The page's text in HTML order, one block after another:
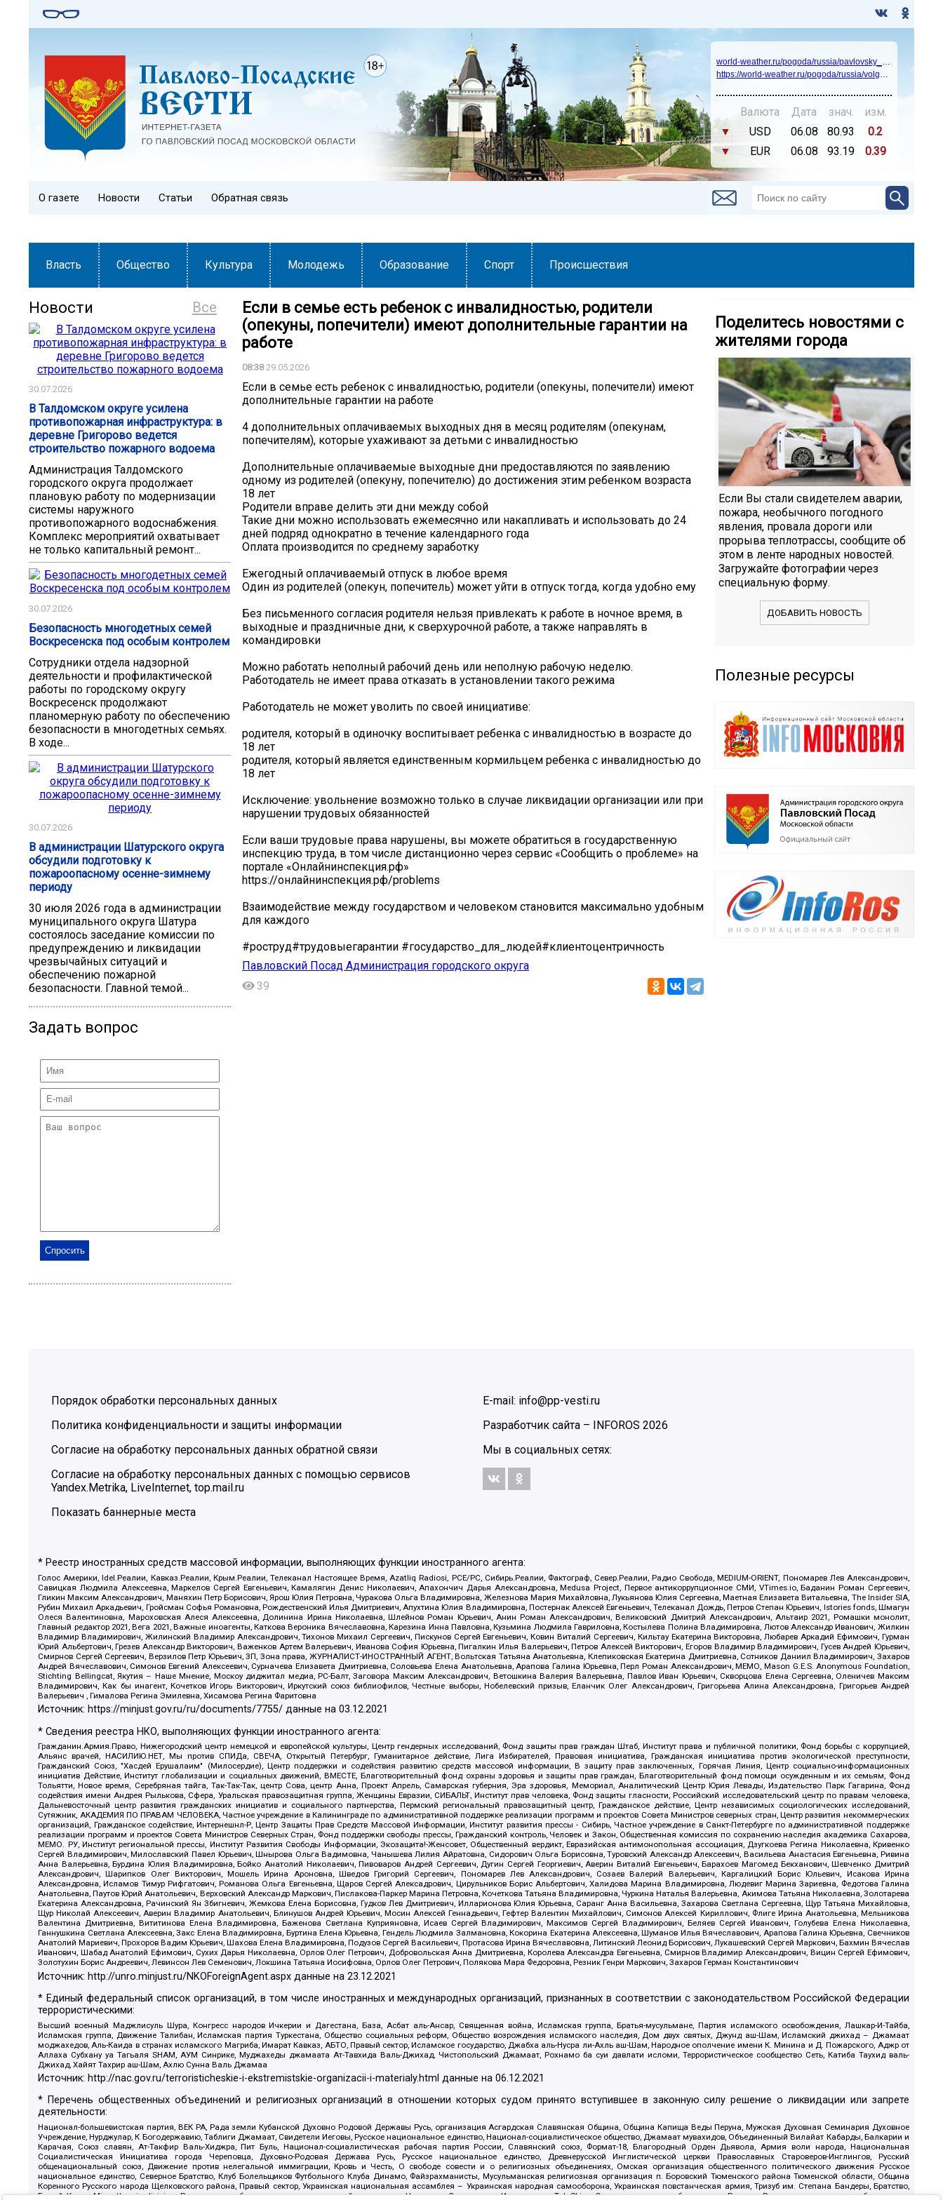
world-weather.ru/pogoda/russia/pavlovsky_posad/14days/
https://world-weather.ru/pogoda/russia/volgograd/
Валюта Дата знач.
изм.
▼
USD 06.08 80.93
0.2
▼
EUR 06.08 93.19 0.39
О газете Новости Статьи Обратная связь
Власть Общество Культура Молодежь Образование Спорт Происшествия
Все
Новости
30.07.2026
В Талдомском округе усилена
противопожарная инфраструктура: в
деревне Григорово ведется
строительство пожарного водоема
Администрация Талдомского
городского округа продолжает
плановую работу по модернизации
системы наружного
противопожарного водоснабжения.
Комплекс мероприятий охватывает
не только капитальный ремонт...
30.07.2026
Безопасность многодетных семей
Воскресенска под особым контролем
Сотрудники отдела надзорной
деятельности и профилактической
работы по городскому округу
Воскресенск продолжают
планомерную работу по обеспечению
безопасности в многодетных семьях.
В ходе...
30.07.2026
В администрации Шатурского округа
обсудили подготовку к
пожароопасному осенне-зимнему
периоду
30 июля 2026 года в администрации
муниципального округа Шатура
состоялось заседание комиссии по
предупреждению и ликвидации
чрезвычайных ситуаций и
обеспечению пожарной
безопасности. Главной темой...
Задать вопрос
Если в семье есть ребенок с инвалидностью, родители
(опекуны, попечители) имеют дополнительные гарантии на
работе
08:3829.05.2026
Если в семье есть ребенок с инвалидностью, родители (опекуны, попечители) имеют
дополнительные гарантии на работе
4 дополнительных оплачиваемых выходных дня в месяц родителям (опекунам,
попечителям), которые ухаживают за детьми с инвалидностью
Дополнительные оплачиваемые выходные дни предоставляются по заявлению
одному из родителей (опекуну, попечителю) до достижения этим ребенком возраста
18 лет
Родители вправе делить эти дни между собой
Такие дни можно использовать ежемесячно или накапливать и использовать до 24
дней подряд однократно в течение календарного года
Оплата производится по среднему заработку
Ежегодный оплачиваемый отпуск в любое время
Один из родителей (опекун, попечитель) может уйти в отпуск тогда, когда удобно ему
Без письменного согласия родителя нельзя привлекать к работе в ночное время, в
выходные и праздничные дни, к сверхурочной работе, а также направлять в
командировки
Можно работать неполный рабочий день или неполную рабочую неделю.
Работодатель не имеет права отказать в установлении такого режима
Работодатель не может уволить по своей инициативе:
родителя, который в одиночку воспитывает ребенка с инвалидностью в возрасте до
18 лет
родителя, который является единственным кормильцем ребенка с инвалидностью до
18 лет
Исключение: увольнение возможно только в случае ликвидации организации или при
нарушении трудовых обязанностей
Если ваши трудовые права нарушены, вы можете обратиться в государственную
инспекцию труда, в том числе дистанционно через сервис «Сообщить о проблеме» на
портале «Онлайнинспекция.рф»
https://онлайнинспекция.рф/problems
Взаимодействие между государством и человеком становится максимально удобным
для каждого
#роструд#трудовыегарантии #государство_для_людей#клиентоцентричность
Павловский Посад Администрация городского округа
39
Поделитесь новостями с
жителями города
Если Вы стали свидетелем аварии,
пожара, необычного погодного
явления, провала дороги или
прорыва теплотрассы, сообщите об
этом в ленте народных новостей.
Загружайте фотографии через
специальную форму.
ДОБАВИТЬ НОВОСТЬ
Полезные ресурсы
Порядок обработки персональных данных
Политика конфиденциальности и защиты информации
Согласие на обработку персональных данных обратной связи
Согласие на обработку персональных данных с помощью сервисов
Yandex.Metrika, LiveInternet, top.mail.ru
Показать баннерные места
E-mail: info@pp-vesti.ru
Разработчик сайта –
INFOROS 2026
Мы в социальных сетях:
* Реестр иностранных средств массовой информации, выполняющих функции иностранного агента:
Голос Америки, Idel.Реалии, Кавказ.Реалии, Крым.Реалии, Телеканал Настоящее Время, Azatliq Radiosi, PCE/PC, Сибирь.Реалии, Фактограф, Север.Реалии, Радио Свобода, MEDIUM-ORIENT, Пономарев Лев Александрович,
Савицкая Людмила Алексеевна, Маркелов Сергей Евгеньевич, Камалягин Денис Николаевич, Апахончич Дарья Александровна, Medusa Project, Первое антикоррупционное СМИ, VTimes.io, Баданин Роман Сергеевич,
Гликин Максим Александрович, Маняхин Петр Борисович, Ярош Юлия Петровна, Чуракова Ольга Владимировна, Железнова Мария Михайловна, Лукьянова Юлия Сергеевна, Маетная Елизавета Витальевна, The Insider SIA,
Рубин Михаил Аркадьевич, Гройсман Софья Романовна, Рождественский Илья Дмитриевич, Апухтина Юлия Владимировна, Постернак Алексей Евгеньевич, Телеканал Дождь, Петров Степан Юрьевич, Istories fonds, Шмагун
Олеся Валентиновна, Мароховская Алеся Алексеевна, Долинина Ирина Николаевна, Шлейнов Роман Юрьевич, Анин Роман Александрович, Великовский Дмитрий Александрович, Альтаир 2021, Ромашки монолит,
Главный редактор 2021, Вега 2021, Важные иноагенты, Каткова Вероника Вячеславовна, Карезина Инна Павловна, Кузьмина Людмила Гавриловна, Костылева Полина Владимировна, Лютов Александр Иванович, Жилкин
Владимир Владимирович, Жилинский Владимир Александрович, Тихонов Михаил Сергеевич, Пискунов Сергей Евгеньевич, Ковин Виталий Сергеевич, Кильтау Екатерина Викторовна, Любарев Аркадий Ефимович, Гурман
Юрий Альбертович, Грезев Александр Викторович, Важенков Артем Валерьевич, Иванова София Юрьевна, Пигалкин Илья Валерьевич, Петров Алексей Викторович, Егоров Владимир Владимирович, Гусев Андрей Юрьевич,
Смирнов Сергей Сергеевич, Верзилов Петр Юрьевич, ЗП, Зона права, ЖУРНАЛИСТ-ИНОСТРАННЫЙ АГЕНТ, Вольтская Татьяна Анатольевна, Клепиковская Екатерина Дмитриевна, Сотников Даниил Владимирович, Захаров
Андрей Вячеславович, Симонов Евгений Алексеевич, Сурначева Елизавета Дмитриевна, Соловьева Елена Анатольевна, Арапова Галина Юрьевна, Перл Роман Александрович, МЕМО, Mason G.E.S. Anonymous Foundation,
Stichting Bellingcat, Якутия – Наше Мнение, Москоу диджитал медиа, РС-Балт, Заговора Максим Александрович, Ветошкина Валерия Валерьевна, Павлов Иван Юрьевич, Скворцова Елена Сергеевна, Оленичев Максим
Владимирович, Как бы инагент, Кочетков Игорь Викторович, Иркутский союз библиофилов, Честные выборы, Нобелевский призыв, Еланчик Олег Александрович, Григорьева Алина Александровна, Григорьев Андрей
Валерьевич , Гималова Регина Эмилевна, Хисамова Регина Фаритовна
Источник: https://minjust.gov.ru/ru/documents/7755/ данные на03.12.2021
* Сведения реестра НКО, выполняющих функции иностранного агента:
Гражданин.Армия.Право, Нижегородский центр немецкой и европейской культуры, Центр гендерных исследований, Фонд защиты прав граждан Штаб, Институт права и публичной политики, Фонд борьбы с коррупцией,
Альянс врачей, НАСИЛИЮ.НЕТ, Мы против СПИДа, СВЕЧА, Открытый Петербург, Гуманитарное действие, Лига Избирателей, Правовая инициатива, Гражданская инициатива против экологической преступности,
Гражданский Союз, "Хасдей Ерушалаим" (Милосердие), Центр поддержки и содействия развитию средств массовой информации, В защиту прав заключенных, Горячая Линия, Центр социально-информационных
инициатив Действие, Институт глобализации и социальных движений, ВМЕСТЕ, Благотворительный фонд охраны здоровья и защиты прав граждан, Благотворительный фонд помощи осужденным и их семьям, Фонд
Тольятти, Новое время, Серебряная тайга, Так-Так-Так, центр Сова, центр Анна, Проект Апрель, Самарская губерния, Эра здоровья, Мемориал, Аналитический Центр Юрия Левады, Издательство Парк Гагарина, Фонд
содействия имени Андрея Рылькова, Сфера, Уральская правозащитная группа, Женщины Евразии, СИБАЛЬТ, Институт прав человека, Фонд защиты гласности, Российский исследовательский центр по правам человека,
Дальневосточный центр развития гражданских инициатив и социального партнерства, Пермский региональный правозащитный центр, Гражданское действие, Центр независимых социологических исследований,
Сутяжник, АКАДЕМИЯ ПО ПРАВАМ ЧЕЛОВЕКА, Частное учреждение в Калининграде по административной поддержке реализации программ и проектов Совета Министров северных стран, Центр развития некоммерческих
организаций, Гражданское содействие, Интернешнл-Р, Центр Защиты Прав Средств Массовой Информации, Институт развития прессы - Сибирь, Частное учреждение в Санкт-Петербурге по административной поддержке
реализации программ и проектов Совета Министров Северных Стран, Фонд поддержки свободы прессы, Гражданский контроль, Человек и Закон, Общественная комиссия по сохранению наследия академика Сахарова,
МЕМО. РУ, Институт региональной прессы, Институт Развития Свободы Информации, Экозащита!-Женсовет, Общественный вердикт, Евразийская антимонопольная ассоциация, Дзугкоева Регина Николаевна, Кривенко
Сергей Владимирович, Милославский Павел Юрьевич, Шнырова Ольга Вадимовна, Чанышева Лилия Айратовна, Сидорович Ольга Борисовна, Туровский Александр Алексеевич, Васильева Анастасия Евгеньевна, Ривина
Анна Валерьевна, Бурдина Юлия Владимировна, Бойко Анатолий Николаевич, Пивоваров Андрей Сергеевич, Дугин Сергей Георгиевич, Аверин Виталий Евгеньевич, Барахоев Магомед Бекханович, Шевченко Дмитрий
Александрович, Шарипков Олег Викторович, Мошель Ирина Ароновна, Шведов Григорий Сергеевич, Пономарев Лев Александрович, Созаев Валерий Валерьевич, Каргалицкий Борис Юльевич, Исакова Ирина
Александровна, Исламов Тимур Рифгатович, Романова Ольга Евгеньевна, Щаров Сергей Алексадрович, Цирульников Борис Альбертович, Халидова Марина Владимировна, Людевиг Марина Зариевна, Федотова Галина
Анатольевна, Паутов Юрий Анатольевич, Верховский Александр Маркович, Пислакова-Паркер Марина Петровна, Кочеткова Татьяна Владимировна, Чуркина Наталья Валерьевна, Акимова Татьяна Николаевна, Золотарева
Екатерина Александровна, Рачинский Ян Збигневич, Жемкова Елена Борисовна, Гудков Лев Дмитриевич, Илларионова Юлия Юрьевна, Саранг Анна Васильевна, Захарова Светлана Сергеевна, Щур Татьяна Михайловна,
Щур Николай Алексеевич, Аверин Владимир Анатольевич, Блинушов Андрей Юрьевич, Мосин Алексей Геннадьевич, Гефтер Валентин Михайлович, Симонов Алексей Кириллович, Флиге Ирина Анатольевна, Мельникова
Валентина Дмитриевна, Вититинова Елена Владимировна, Баженова Светлана Куприяновна, Исаев Сергей Владимирович, Максимов Сергей Владимирович, Беляев Сергей Иванович, Голубева Елена Николаевна,
Ганнушкина Светлана Алексеевна, Закс Елена Владимировна, Буртина Елена Юрьевна, Гендель Людмила Залмановна, Кокорина Екатерина Алексеевна, Шуманов Илья Вячеславович, Арапова Галина Юрьевна, Свечников
Анатолий Мариевич, Прохоров Вадим Юрьевич, Шахова Елена Владимировна, Подузов Сергей Васильевич, Протасова Ирина Вячеславовна, Литинский Леонид Борисович, Лукашевский Сергей Маркович, Бахмин Вячеслав
Иванович, Шабад Анатолий Ефимович, Сухих Дарья Николаевна, Орлов Олег Петрович, Добровольская Анна Дмитриевна, Королева Александра Евгеньевна, Смирнов Владимир Александрович, Вицин Сергей Ефимович,
Золотухин Борис Андреевич, Левинсон Лев Семенович, Локшина Татьяна Иосифовна, Орлов Олег Петрович, Полякова Мара Федоровна, Резник Генри Маркович, Захаров Герман Константинович
Источник: http://unro.minjust.ru/NKOForeignAgent.aspx данные на23.12.2021
* Единый федеральный список организаций, в том числе иностранных и международных организаций, признанных в соответствии с законодательством Российской Федерации
террористическими:
Высший военный Маджлисуль Шура, Конгресс народов Ичкерии и Дагестана, База, Асбат аль-Ансар, Священная война, Исламская группа, Братья-мусульмане, Партия исламского освобождения, Лашкар-И-Тайба,
Исламская группа, Движение Талибан, Исламская партия Туркестана, Общество социальных реформ, Общество возрождения исламского наследия, Дом двух святых, Джунд аш-Шам, Исламский джихад – Джамаат
моджахедов, Аль-Каида в странах исламского Магриба, Имарат Кавказ, АБТО, Правый сектор, Исламское государство, Джабха аль-Нусра ли-Ахль аш-Шам, Народное ополчение имени К. Минина и Д. Пожарского, Аджр от
Аллаха Субхану уа Тагьаля SHAM, АУМ Синрике, Муджахеды джамаата Ат-Тавхида Валь-Джихад, Чистопольский Джамаат, Рохнамо ба суи давлати исломи, Террористическое сообщество Сеть, Катиба Таухид валь-
Джихад, Хайят Тахрир аш-Шам, Ахлю Сунна Валь Джамаа
Источник: http://nac.gov.ru/terroristicheskie-i-ekstremistskie-organizacii-i-materialy.html данные на06.12.2021
* Перечень общественных объединений и религиозных организаций в отношении которых судом принято вступившее в законную силу решение о ликвидации или запрете
деятельности:
Национал-большевистская партия, ВЕК РА, Рада земли Кубанской Духовно Родовой Державы Русь, организация Асгардская Славянская Община, Община Капища Веды Перуна, Мужская Духовная Семинария Духовное
Учреждение, Нурджулар, К Богодержавию, Таблиги Джамаат, Свидетели Иеговы, Русское национальное единство, Национал-социалистическое общество, Джамаат мувахидов, Объединенный Вилайат Кабарды, Балкарии и
Карачая, Союз славян, Ат-Такфир Валь-Хиджра, Пит Буль, Национал-социалистическая рабочая партия России, Славянский союз, Формат-18, Благородный Орден Дьявола, Армия воли народа, Национальная
Социалистическая Инициатива города Череповца, Духовно-Родовая Держава Русь, Русское национальное единство, Древнерусской Инглистической церкви Православных Староверов-Инглингов, Русский
общенациональный союз, Движение против нелегальной иммиграции, Кровь и Честь, О свободе совести и о религиозных объединениях, Омская организация общественного политического движения Русское
национальное единство, Северное Братство, Клуб Болельщиков Футбольного Клуба Динамо, Файзрахманисты, Мусульманская религиозная организация п. Боровский Тюменского района Тюменской области, Община
Коренного Русского народа Щелковского района, Правый сектор, Украинская национальная ассамблея – Украинская народная самооборона, Украинская повстанческая армия, Тризуб им. Степана Бандеры, Братство,
Белый Крест, Misanthropic division, Религиозное объединение последователей инглиизма, Народная Социальная Инициатива, TulaSkins, Этнополитическое объединение Русские, Русское национальное объединение